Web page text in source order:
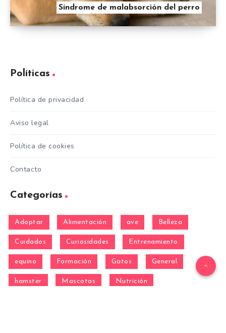
Síndrome de malabsorción del perro
Políticas
Política de privacidad
Aviso legal
Política de cookies
Contacto
Categorías
Adoptar Alimentación ave Belleza
Cuidados Curiosidades Entrenamiento
equino Formación Gatos General
hamster Mascotas Nutrición